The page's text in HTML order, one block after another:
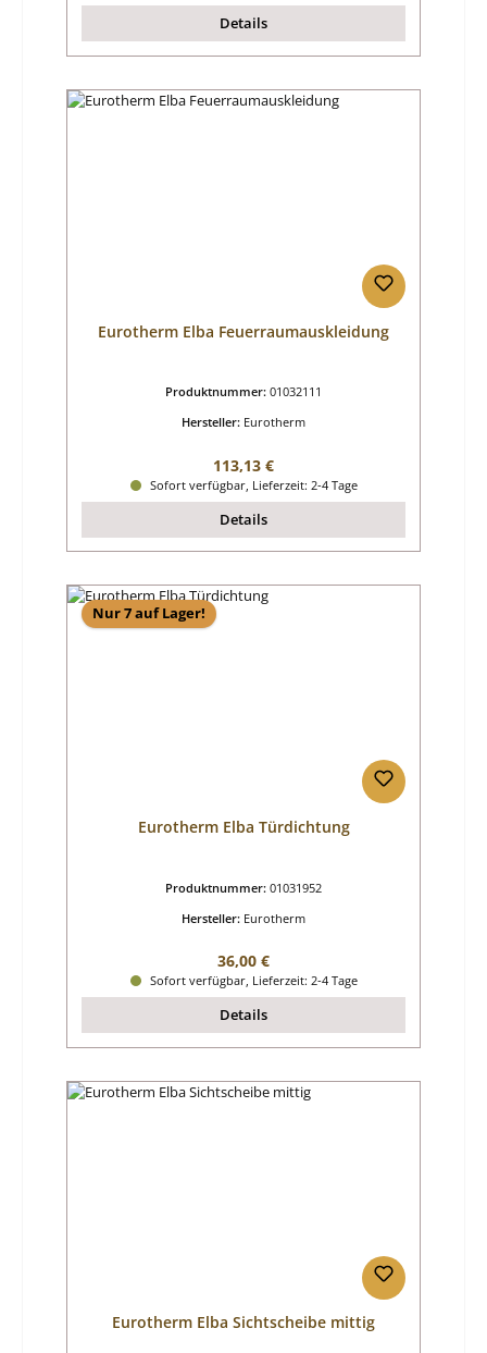
Details
Eurotherm Elba Feuerraumauskleidung
Produktnummer: 01032111
Hersteller: Eurotherm
Regulärer Preis:
113,13 €
Sofort verfügbar, Lieferzeit: 2-4 Tage
Details
Nur 7 auf Lager!
Eurotherm Elba Türdichtung
Produktnummer: 01031952
Hersteller: Eurotherm
Regulärer Preis:
36,00 €
Sofort verfügbar, Lieferzeit: 2-4 Tage
Details
Eurotherm Elba Sichtscheibe mittig